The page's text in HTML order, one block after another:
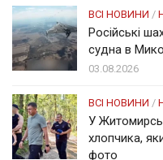
ВСІ НОВИНИ /
Російські
судна в
03.08.2026
ВСІ НОВИНИ /
У
хлопчика,
фото